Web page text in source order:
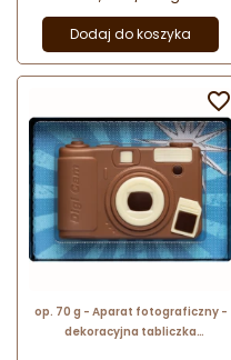
Dodaj do koszyka
op. 70 g - Aparat fotograficzny -
dekoracyjna tabliczka
